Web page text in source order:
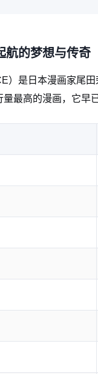
航的梦想与传奇
）是日本漫画家尾
最高的漫画，它早